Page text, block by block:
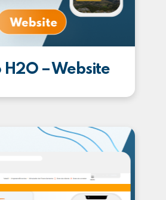
– Website